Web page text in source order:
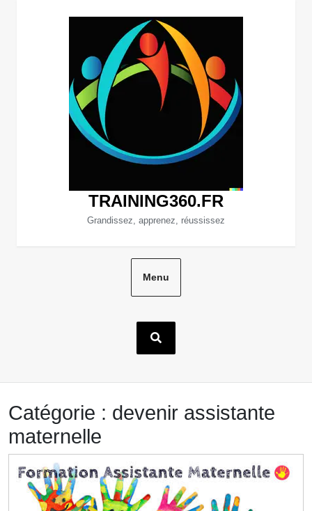
TRAINING360.FR
Grandissez, apprenez, réussissez
Menu
Catégorie : devenir assistante
maternelle